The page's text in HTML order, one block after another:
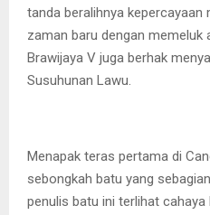
tanda beralihnya
zaman baru dengan memeluk
Brawijaya V juga berhak
Susuhunan Lawu.
Menapak teras pertama di
sebongkah batu yang
penulis batu ini terlihat